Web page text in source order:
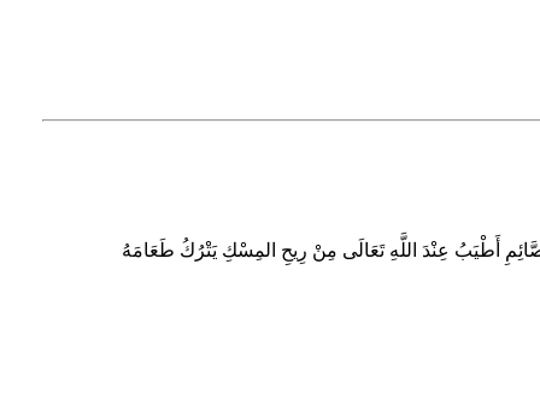
أَطْيَبُ عِنْدَ اللَّهِ تَعَالَى مِنْ رِيحِ المِسْكِ يَتْرُكُ طَعَامَهُ